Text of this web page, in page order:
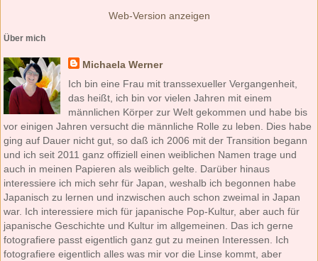
Web-Version anzeigen
Über mich
Michaela Werner
Ich bin eine Frau mit transsexueller Vergangenheit,
das heißt, ich bin vor vielen Jahren mit einem
männlichen Körper zur Welt gekommen und habe bis
vor einigen Jahren versucht die männliche Rolle zu leben. Dies habe
ging auf Dauer nicht gut, so daß ich 2006 mit der Transition begann
und ich seit 2011 ganz offiziell einen weiblichen Namen trage und
auch in meinen Papieren als weiblich gelte. Darüber hinaus
interessiere ich mich sehr für Japan, weshalb ich begonnen habe
Japanisch zu lernen und inzwischen auch schon zweimal in Japan
war. Ich interessiere mich für japanische Pop-Kultur, aber auch für
japanische Geschichte und Kultur im allgemeinen. Das ich gerne
fotografiere passt eigentlich ganz gut zu meinen Interessen. Ich
fotografiere eigentlich alles was mir vor die Linse kommt, aber